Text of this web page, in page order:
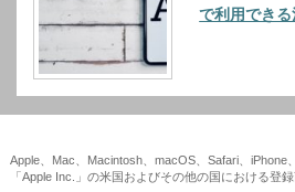
で利用でき
Apple、Mac、Macintosh、macOS、Safari、iPhone
「Apple Inc.」の米国およびその他の国における登